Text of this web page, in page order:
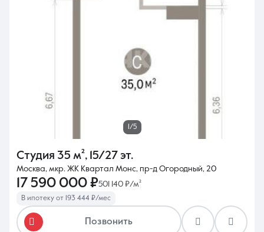
1/5
Студия 35 м², 15/27 эт.
Москва, мкр. ЖК Квартал Монс, пр-д Огородный, 20
17 590 000 ₽501 140 ₽/м²
В ипотеку от 193 444 ₽/мес
Позвонить